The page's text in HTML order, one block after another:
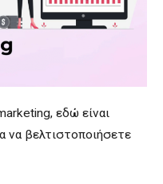
εδώ είναι
να βελτιστοποιήσετε